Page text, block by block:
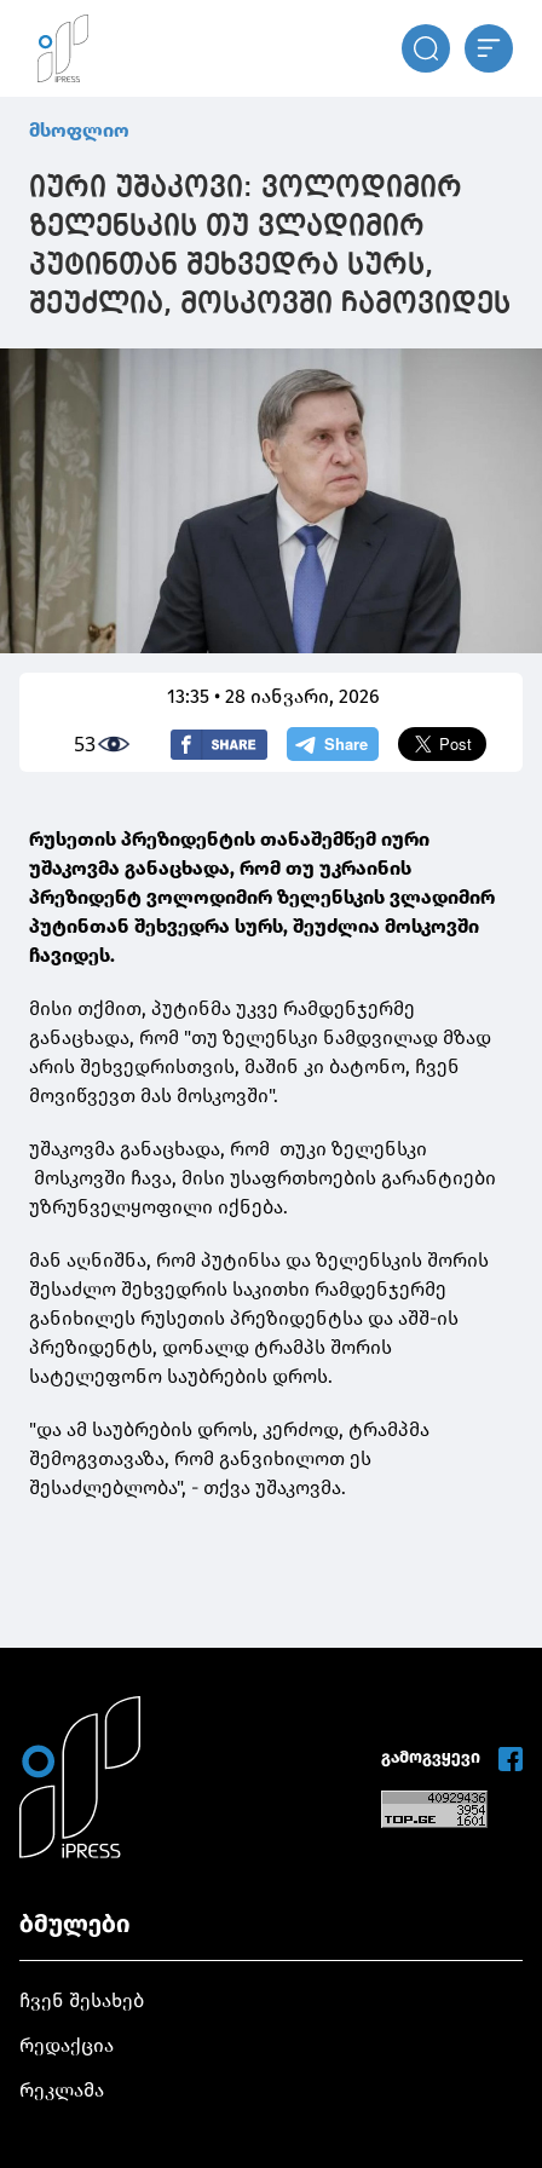
მსოფლიო
იური უშაკოვი: ვოლოდიმირ
ზელენსკის თუ ვლადიმირ
პუტინთან შეხვედრა სურს,
შეუძლია, მოსკოვში ჩამოვიდეს
13:35 • 28 იანვარი, 2026
53
რუსეთის პრეზიდენტის თანაშემწემ იური
უშაკოვმა განაცხადა, რომ თუ უკრაინის
პრეზიდენტ ვოლოდიმირ ზელენსკის ვლადიმირ
პუტინთან შეხვედრა სურს, შეუძლია მოსკოვში
ჩავიდეს.
მისი თქმით, პუტინმა უკვე რამდენჯერმე
განაცხადა, რომ "თუ ზელენსკი ნამდვილად მზად
არის შეხვედრისთვის, მაშინ კი ბატონო, ჩვენ
მოვიწვევთ მას მოსკოვში".
უშაკოვმა განაცხადა, რომ თუკი ზელენსკი
მოსკოვში ჩავა, მისი უსაფრთხოების გარანტიები
უზრუნველყოფილი იქნება.
მან აღნიშნა, რომ პუტინსა და ზელენსკის შორის
შესაძლო შეხვედრის საკითხი რამდენჯერმე
განიხილეს რუსეთის პრეზიდენტსა და აშშ-ის
პრეზიდენტს, დონალდ ტრამპს შორის
სატელეფონო საუბრების დროს.
"და ამ საუბრების დროს, კერძოდ, ტრამპმა
შემოგვთავაზა, რომ განვიხილოთ ეს
შესაძლებლობა", - თქვა უშაკოვმა.
გამოგვყევი
ბმულები
ჩვენ შესახებ
რედაქცია
რეკლამა